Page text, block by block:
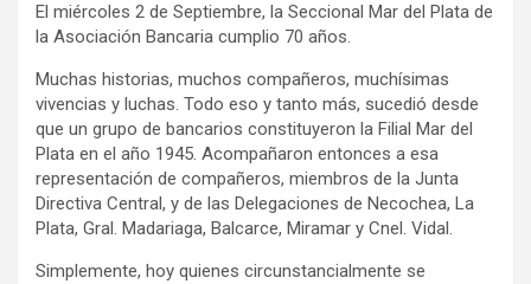
b
o
o
k
n
g
er
er s
A
p
p
gr
a
m
ri
e
n
dl
y
El miércoles 2 de Septiembre, la Seccional Mar del Plata de
la Asociación Bancaria cumplio 70 años.
Muchas historias, muchos compañeros, muchísimas
vivencias y luchas. Todo eso y tanto más, sucedió desde
que un grupo de bancarios constituyeron la Filial Mar del
Plata en el año 1945. Acompañaron entonces a esa
representación de compañeros, miembros de la Junta
Directiva Central, y de las Delegaciones de Necochea, La
Plata, Gral. Madariaga, Balcarce, Miramar y Cnel. Vidal.
Simplemente, hoy quienes circunstancialmente se